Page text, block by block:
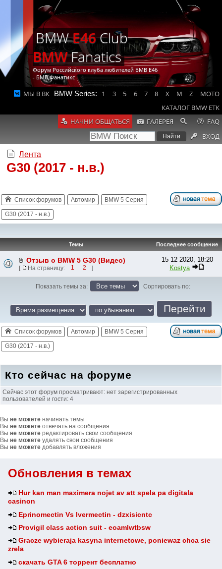
BMWE46Club
BMWFanatics
Форум Российского клуба любителей БМВ Е46
- БМВ Фанатикс
МЫ В ВК BMW Series: 1 3 5 6 7 8 X M Z
MOTO
КАТАЛОГ BMW ETK
НАЧНИ ОБЩАТЬСЯ
ГАЛЕРЕЯ
FAQ
ВХОД
Лента
Обновления в темах
Hur kan man maximera nojet av att spela pa digitala
casinon
Eprinomectin Vs Ivermectin - dzxisicntc
Provigil class action suit - eoamlwtbsw
Gracze wybieraja kasyna internetowe, poniewaz chca sie
zrela
скачать GTA 6 торрент бесплатно
G30 (2017 - н.в.)
Список форумов Автомир BMW 5 Серия
G30 (2017 - н.в.)
Темы Последнее сообщение
Отзыв о BMW 5 G30 (Видео)
[ На страницу: 1 2 ]
15 12 2020, 18:20
Kostya
Показать темы за: Сортировать по:
Список форумов Автомир BMW 5 Серия
G30 (2017 - н.в.)
Кто сейчас на форуме
Сейчас этот форум просматривают: нет зарегистрированных
пользователей и гости: 4
Вы не можете начинать темы
Вы не можете отвечать на сообщения
Вы не можете редактировать свои сообщения
Вы не можете удалять свои сообщения
Вы не можете добавлять вложения